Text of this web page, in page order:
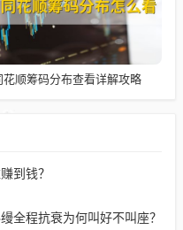
花顺筹码分布查看详解攻略
到钱？
全程抗衰为何叫好不叫座？